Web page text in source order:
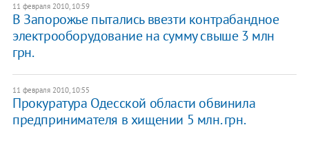
11 февраля 2010, 10:59
В Запорожье пытались ввезти контрабандное
электрооборудование на сумму свыше 3 млн
грн.
11 февраля 2010, 10:55
Прокуратура Одесской области обвинила
предпринимателя в хищении 5 млн. грн.